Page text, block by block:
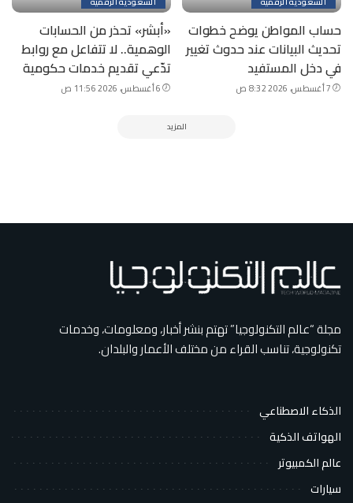
حساب المواطن يوضح خطوات
تحديث البيانات عند حدوث تغيير
في دخل المستفيد
7 أغسطس، 2026 8:32 ص
«أبشر» تحذر من الحسابات
الوهمية.. لا تتفاعل مع روابط
تدّعي تقديم خدمات حكومية
6 أغسطس، 2026 11:56 ص
المزيد
مجلة “عالم التكنولوجيا” تهتم بنشر أخبار، ومعلومات، وخدمات
تكنولوجية، تناسب القراء من مختلف الأعمار والبلدان.
الذكاء الاصطناعي
الهواتف الذكية
عالم الكمبيوتر
سيارات